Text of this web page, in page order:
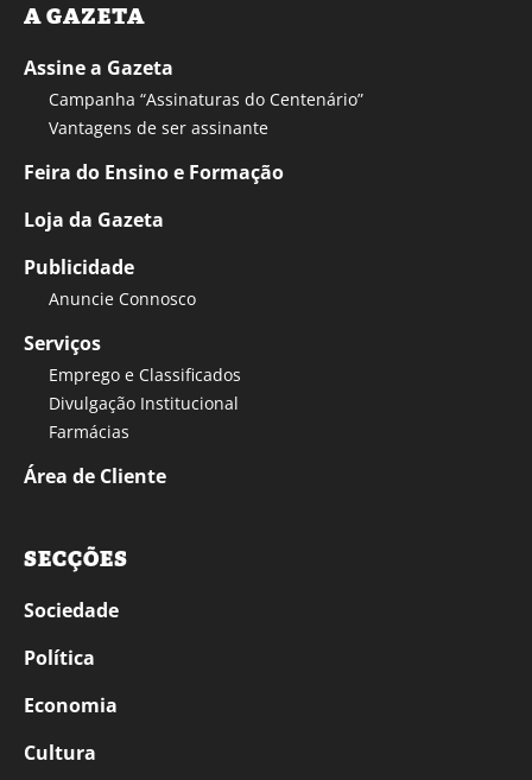
A GAZETA
Assine a Gazeta
Campanha “Assinaturas do Centenário”
Vantagens de ser assinante
Feira do Ensino e Formação
Loja da Gazeta
Publicidade
Anuncie Connosco
Serviços
Emprego e Classificados
Divulgação Institucional
Farmácias
Área de Cliente
SECÇÕES
Sociedade
Política
Economia
Cultura